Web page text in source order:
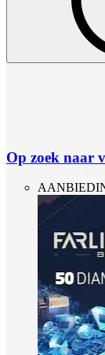
Op zoek naar